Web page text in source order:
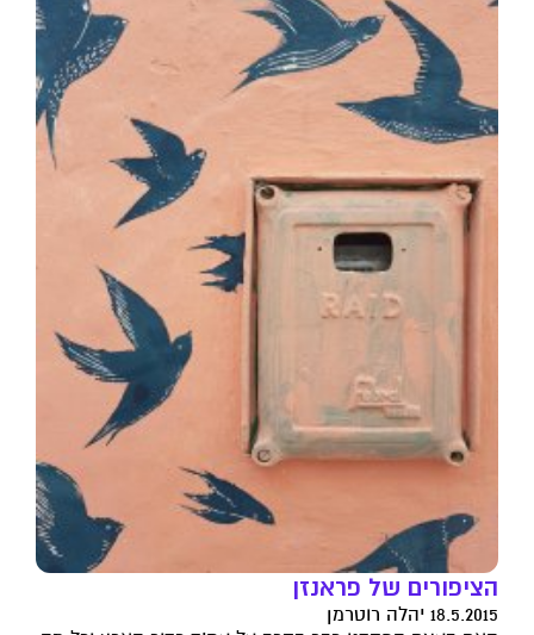
הציפורים של פראנזן
18.5.2015 יהלה רוטרמן